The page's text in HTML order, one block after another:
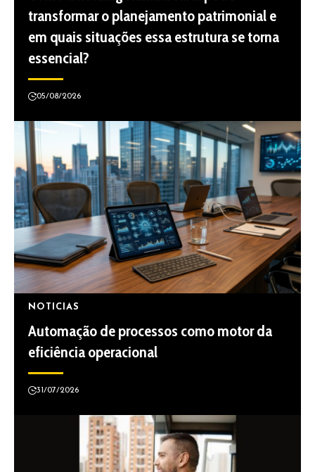
transformar o planejamento patrimonial e
em quais situações essa estrutura se torna
essencial?
05/08/2026
NOTICIAS
Automação de processos como motor da
eficiência operacional
31/07/2026